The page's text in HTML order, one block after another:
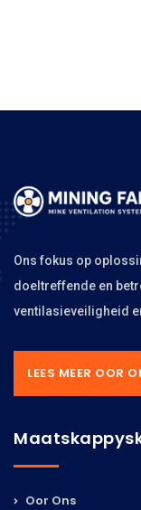
Ons fokus op
doeltreffende en
ventilasieveiligheid
LEES MEER OOR
Oor Ons